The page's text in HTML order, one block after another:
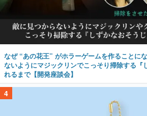
なぜ “あの花王” がホラーゲームを作ることに
ないようにマジックリンでこっそり掃除する『
れるまで【開発座談会】
4